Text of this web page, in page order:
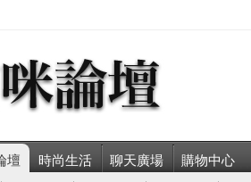
壇 時尚生活 聊天廣場 購物中心